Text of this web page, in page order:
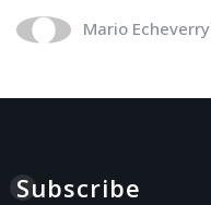
Mario Echeverry
Subscribe